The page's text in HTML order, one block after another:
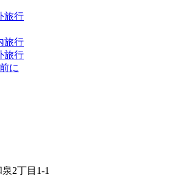
旅行
旅行
旅行
に
2丁目1-1